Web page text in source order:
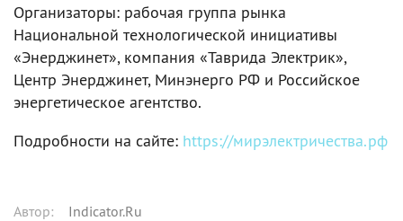
Организаторы: рабочая группа рынка
Национальной технологической инициативы
«Энерджинет», компания «Таврида Электрик»,
Центр Энерджинет, Минэнерго РФ и Российское
энергетическое агентство.
Подробности на сайте: https://мирэлектричества.рф
Автор: Indicator.Ru